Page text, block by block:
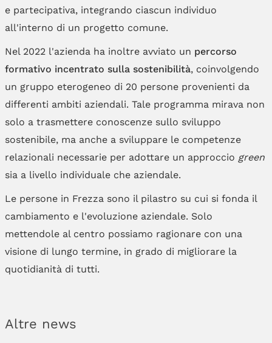
e partecipativa, integrando ciascun individuo
all'interno di un progetto comune.
Nel 2022 l'azienda ha inoltre avviato un percorso
formativo incentrato sulla sostenibilità, coinvolgendo
un gruppo eterogeneo di 20 persone provenienti da
differenti ambiti aziendali. Tale programma mirava non
solo a trasmettere conoscenze sullo sviluppo
sostenibile, ma anche a sviluppare le competenze
relazionali necessarie per adottare un approccio green
sia a livello individuale che aziendale.
Le persone in Frezza sono il pilastro su cui si fonda il
cambiamento e l'evoluzione aziendale. Solo
mettendole al centro possiamo ragionare con una
visione di lungo termine, in grado di migliorare la
quotidianità di tutti.
Altre news